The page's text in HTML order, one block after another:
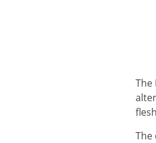
The Indian Lionfish has a white body, with numerous creamy-red or reddish-brown vertical stripes. The vertical stripes
The dorsal fin spines are highly venomous and can inflict excruciatingly painful puncture wounds. The pectoral fins are